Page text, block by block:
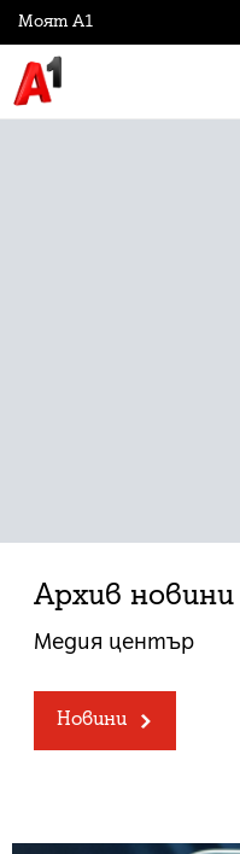
Моят А1
Архив новини
Медия център
Новини